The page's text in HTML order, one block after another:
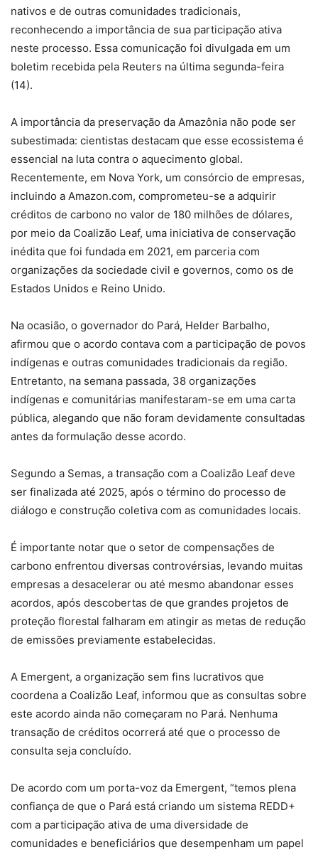
nativos e de outras comunidades tradicionais,
reconhecendo a importância de sua participação ativa
neste processo. Essa comunicação foi divulgada em um
boletim recebida pela Reuters na última segunda-feira
(14).
A importância da preservação da Amazônia não pode ser
subestimada: cientistas destacam que esse ecossistema é
essencial na luta contra o aquecimento global.
Recentemente, em Nova York, um consórcio de empresas,
incluindo a Amazon.com, comprometeu-se a adquirir
créditos de carbono no valor de 180 milhões de dólares,
por meio da Coalizão Leaf, uma iniciativa de conservação
inédita que foi fundada em 2021, em parceria com
organizações da sociedade civil e governos, como os de
Estados Unidos e Reino Unido.
Na ocasião, o governador do Pará, Helder Barbalho,
afirmou que o acordo contava com a participação de povos
indígenas e outras comunidades tradicionais da região.
Entretanto, na semana passada, 38 organizações
indígenas e comunitárias manifestaram-se em uma carta
pública, alegando que não foram devidamente consultadas
antes da formulação desse acordo.
Segundo a Semas, a transação com a Coalizão Leaf deve
ser finalizada até 2025, após o término do processo de
diálogo e construção coletiva com as comunidades locais.
É importante notar que o setor de compensações de
carbono enfrentou diversas controvérsias, levando muitas
empresas a desacelerar ou até mesmo abandonar esses
acordos, após descobertas de que grandes projetos de
proteção florestal falharam em atingir as metas de redução
de emissões previamente estabelecidas.
A Emergent, a organização sem fins lucrativos que
coordena a Coalizão Leaf, informou que as consultas sobre
este acordo ainda não começaram no Pará. Nenhuma
transação de créditos ocorrerá até que o processo de
consulta seja concluído.
De acordo com um porta-voz da Emergent, “temos plena
confiança de que o Pará está criando um sistema REDD+
com a participação ativa de uma diversidade de
comunidades e beneficiários que desempenham um papel